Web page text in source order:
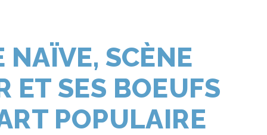
SCÈNE
ET SES BOEUFS
POPULAIRE